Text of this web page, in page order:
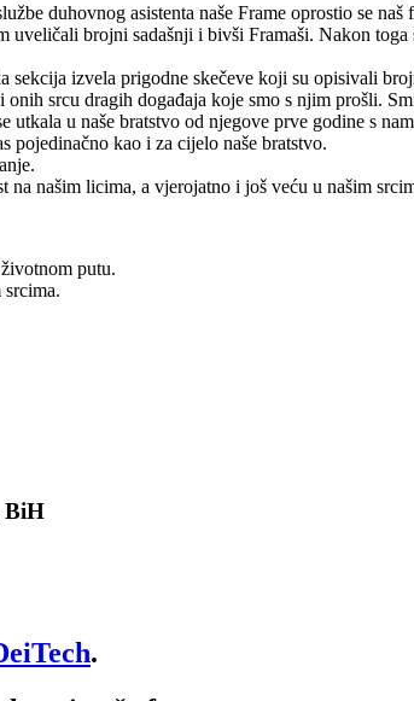
duhovnog asistenta naše Frame oprostio se naš
uveličali brojni sadašnji i bivši Framaši. Nakon
sekcija izvela prigodne skečeve koji su opisivali
srcu dragih događaja koje smo s njim prošli.
u naše bratstvo od njegove prve godine s
pojedinačno kao i za cijelo naše bratstvo.
našim licima, a vjerojatno i još veću u našim
putu.
BiH
.